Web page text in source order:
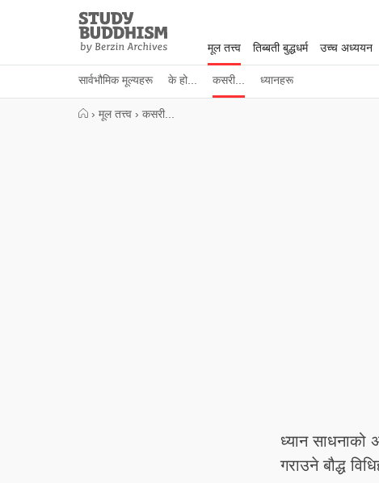
Study
Buddhism
Home
मूल तत्त्व
सार्वभौमिक मूल्यहरू के हो... कसरी... ध्यानहरू
तिब्बती बुद्धधर्म उच्च अध्ययन
› मूल तत्त्व › कसरी...
ध्यान साधनाको
गराउने बौद्ध